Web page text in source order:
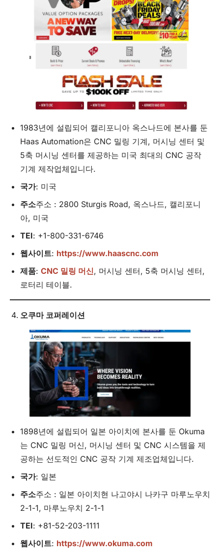
1983년에 설립되어 캘리포니아 옥스나드에 본사를 둔
Haas Automation은 CNC 밀링 기계, 머시닝 센터 및
5축 머시닝 센터를 제공하는 미국 최대의 CNC 공작
기계 제작업체입니다.
국가: 미국
주소주소 : 2800 Sturgis Road, 옥스나드, 캘리포니
아, 미국
TEI: +1-800-331-6746
웹사이트: https://www.haascnc.com
제품: CNC 밀링 머신, 머시닝 센터, 5축 머시닝 센터,
로터리 테이블.
오쿠마 코퍼레이션
1898년에 설립되어 일본 아이치에 본사를 둔 Okuma
는 CNC 밀링 머신, 머시닝 센터 및 CNC 시스템을 제
공하는 선도적인 CNC 공작 기계 제조업체입니다.
국가: 일본
주소주소 : 일본 아이치현 나고야시 나카구 마루노우치
2-1-1, 마루노우치 2-1-1
TEI: +81-52-203-1111
웹사이트: https://www.okuma.com